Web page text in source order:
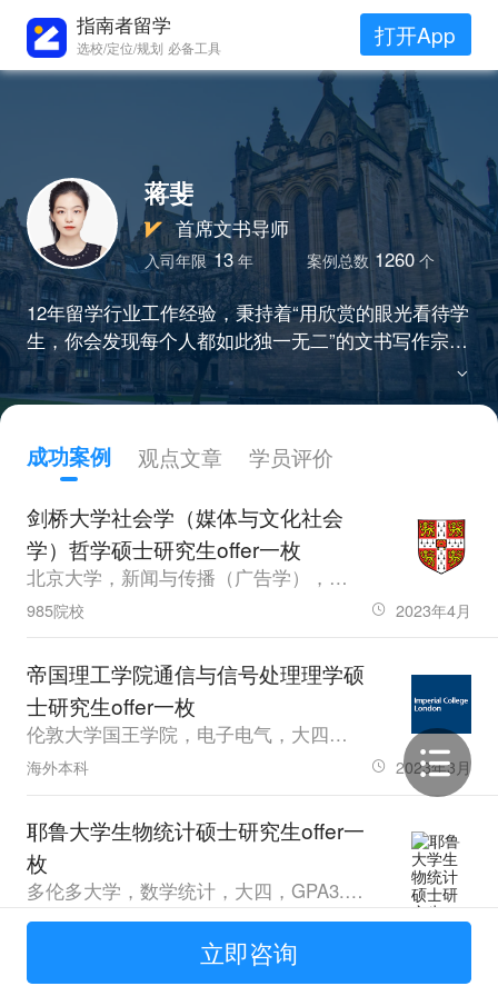
指南者留学
选校/定位/规划 必备工具 打开App
蒋斐
首席文书导师
入司年限 13 年 案例总数 1260 个
12年留学行业工作经验，秉持着“用欣赏的眼光看待学
生，你会发现每个人都如此独一无二”的文书写作宗旨
为学生打造个性化的文书，精通金工金数、商科文书
写作，曾帮助学生收获MIT、加州伯克利、芝加哥、
成功案例 观点文章
学员评价
剑桥大学社会学（媒体与文化社会
学）哲学硕士研究生offer一枚
北京大学，新闻与传播（广告学），大四，GPA87，托福111
985院校 2023年4月
帝国理工学院通信与信号处理理学硕
士研究生offer一枚
伦敦大学国王学院，电子电气，大四，GPA3.83，免语言，GRE332
海外本科 2023年3月
耶鲁大学生物统计硕士研究生offer一
枚
多伦多大学，数学统计，大四，GPA3.84，免，GRE333
海外本科 2023年3月
剑桥大学机器学习与机器智能哲学硕
立即咨询